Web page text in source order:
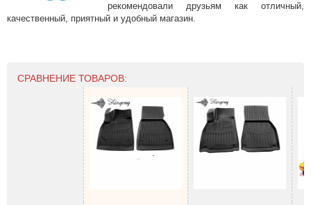
рекомендовали друзьям как отличный,
качественный, приятный и удобный магазин.
СРАВНЕНИЕ ТОВАРОВ: